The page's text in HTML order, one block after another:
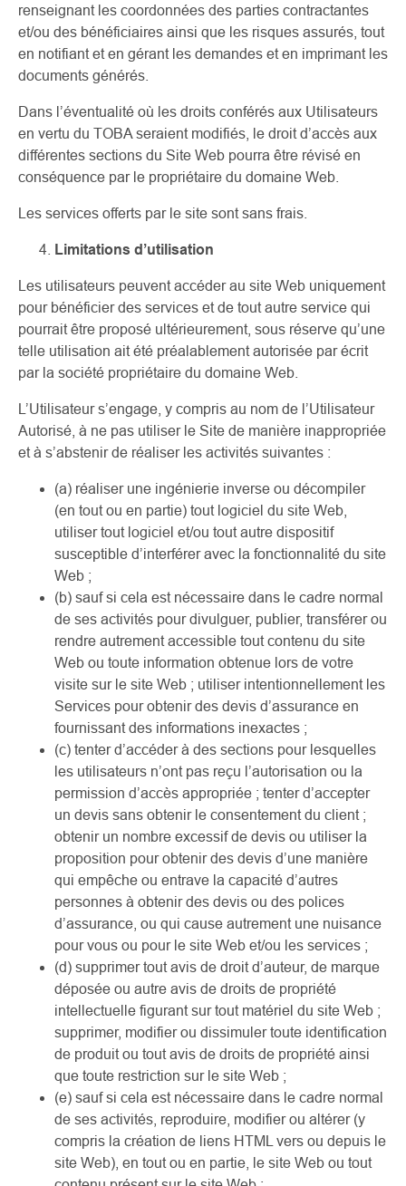
renseignant les coordonnées des parties contractantes
et/ou des bénéficiaires ainsi que les risques assurés, tout
en notifiant et en gérant les demandes et en imprimant les
documents générés.
Dans l’éventualité où les droits conférés aux Utilisateurs
en vertu du TOBA seraient modifiés, le droit d’accès aux
différentes sections du Site Web pourra être révisé en
conséquence par le propriétaire du domaine Web.
Les services offerts par le site sont sans frais.
Limitations d’utilisation
Les utilisateurs peuvent accéder au site Web uniquement
pour bénéficier des services et de tout autre service qui
pourrait être proposé ultérieurement, sous réserve qu’une
telle utilisation ait été préalablement autorisée par écrit
par la société propriétaire du domaine Web.
L’Utilisateur s’engage, y compris au nom de l’Utilisateur
Autorisé, à ne pas utiliser le Site de manière inappropriée
et à s’abstenir de réaliser les activités suivantes :
(a) réaliser une ingénierie inverse ou décompiler
(en tout ou en partie) tout logiciel du site Web,
utiliser tout logiciel et/ou tout autre dispositif
susceptible d’interférer avec la fonctionnalité du site
Web ;
(b) sauf si cela est nécessaire dans le cadre normal
de ses activités pour divulguer, publier, transférer ou
rendre autrement accessible tout contenu du site
Web ou toute information obtenue lors de votre
visite sur le site Web ; utiliser intentionnellement les
Services pour obtenir des devis d’assurance en
fournissant des informations inexactes ;
(c) tenter d’accéder à des sections pour lesquelles
les utilisateurs n’ont pas reçu l’autorisation ou la
permission d’accès appropriée ; tenter d’accepter
un devis sans obtenir le consentement du client ;
obtenir un nombre excessif de devis ou utiliser la
proposition pour obtenir des devis d’une manière
qui empêche ou entrave la capacité d’autres
personnes à obtenir des devis ou des polices
d’assurance, ou qui cause autrement une nuisance
pour vous ou pour le site Web et/ou les services ;
(d) supprimer tout avis de droit d’auteur, de marque
déposée ou autre avis de droits de propriété
intellectuelle figurant sur tout matériel du site Web ;
supprimer, modifier ou dissimuler toute identification
de produit ou tout avis de droits de propriété ainsi
que toute restriction sur le site Web ;
(e) sauf si cela est nécessaire dans le cadre normal
de ses activités, reproduire, modifier ou altérer (y
compris la création de liens HTML vers ou depuis le
site Web), en tout ou en partie, le site Web ou tout